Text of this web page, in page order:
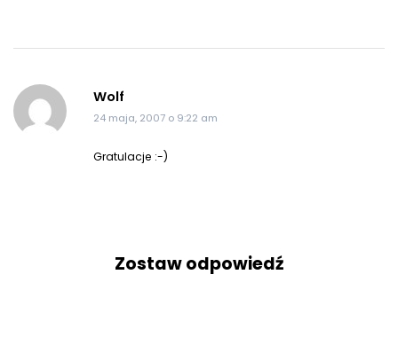
Wolf
24 maja, 2007 o 9:22 am
Gratulacje :-)
Zostaw odpowiedź